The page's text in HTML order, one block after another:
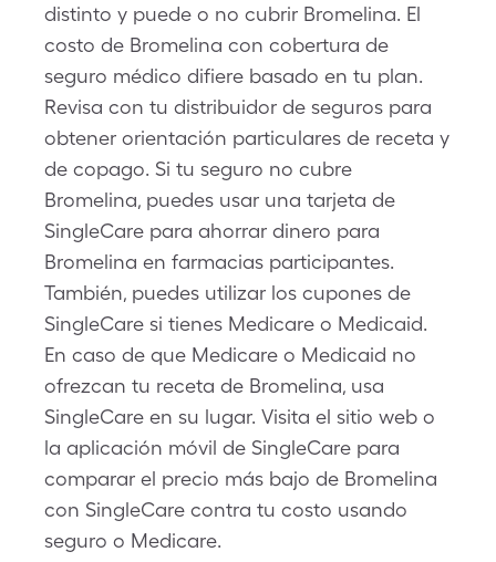
distinto y puede o no cubrir Bromelina. El
costo de Bromelina con cobertura de
seguro médico difiere basado en tu plan.
Revisa con tu distribuidor de seguros para
obtener orientación particulares de receta y
de copago. Si tu seguro no cubre
Bromelina, puedes usar una tarjeta de
SingleCare para ahorrar dinero para
Bromelina en farmacias participantes.
También, puedes utilizar los cupones de
SingleCare si tienes Medicare o Medicaid.
En caso de que Medicare o Medicaid no
ofrezcan tu receta de Bromelina, usa
SingleCare en su lugar. Visita el sitio web o
la aplicación móvil de SingleCare para
comparar el precio más bajo de Bromelina
con SingleCare contra tu costo usando
seguro o Medicare.